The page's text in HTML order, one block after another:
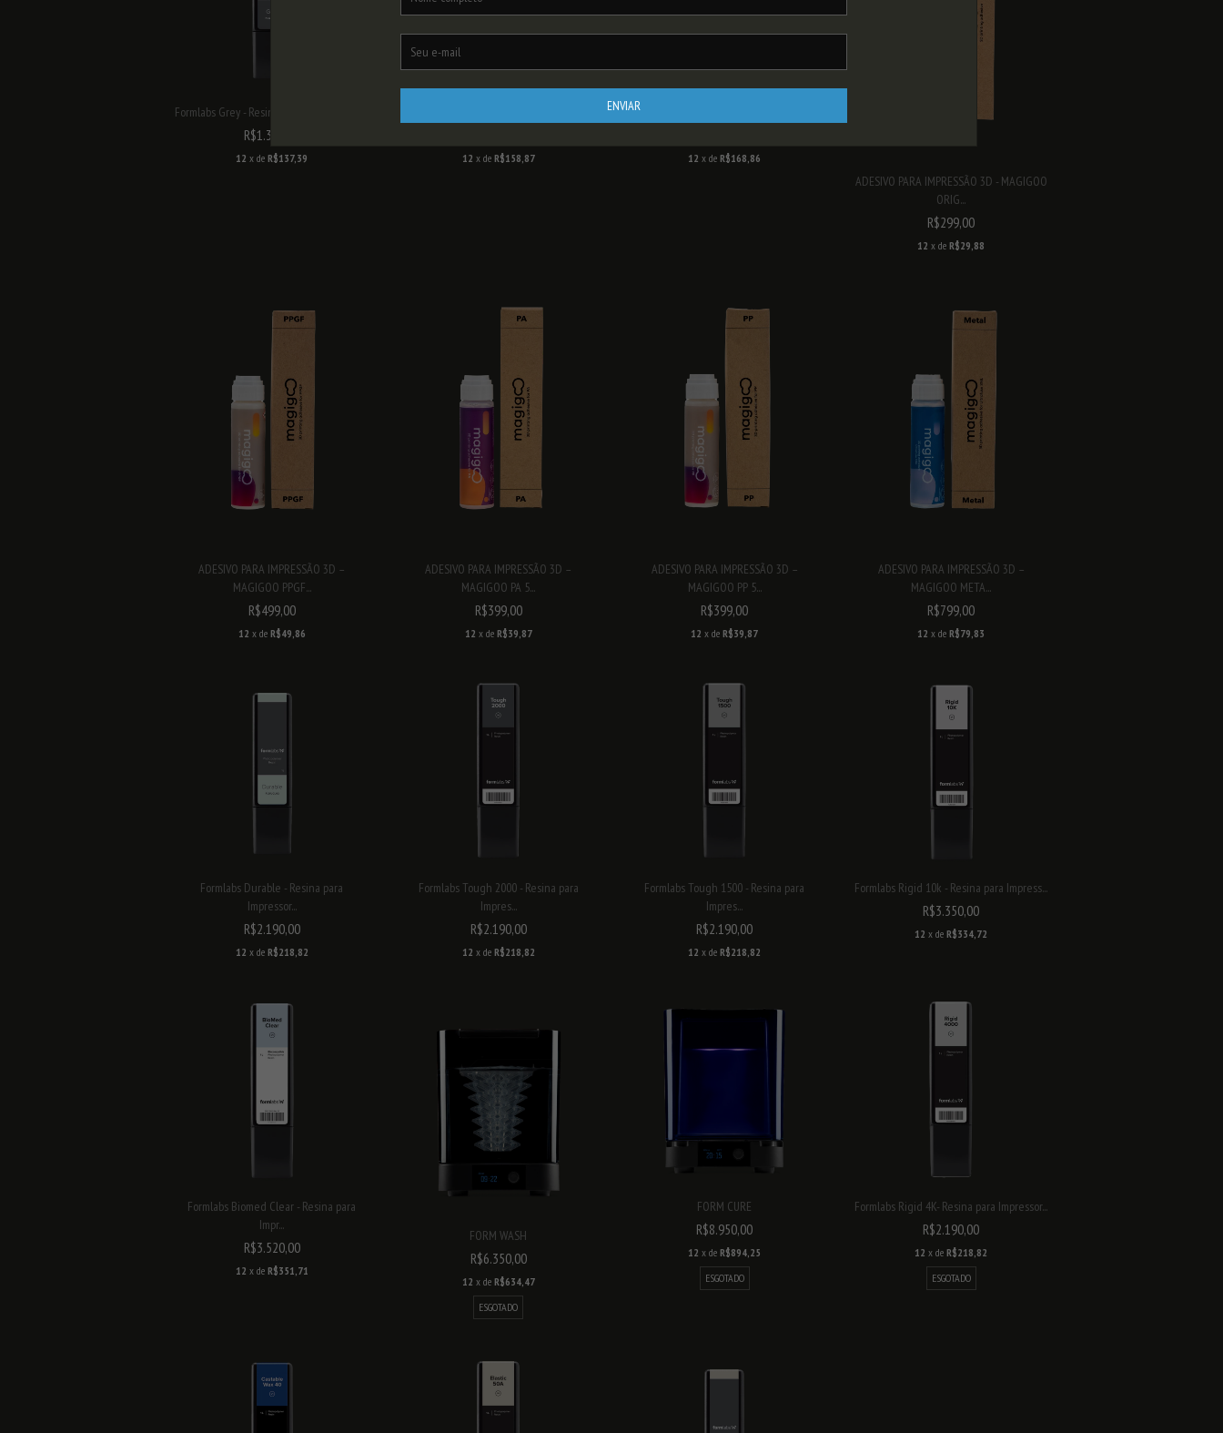
Formlabs Grey - Resina para Impressora 3...
R$1.375,00
12 x deR$137,39 12 x de R$158,87 12 x deR$168,86
ADESIVO PARA IMPRESSÃO 3D - MAGIGOO
ORIG...
R$299,00
12 x deR$29,88
ADESIVO PARA IMPRESSÃO 3D –
MAGIGOO PPGF...
R$499,00
12 x de R$49,86
ADESIVO PARA IMPRESSÃO 3D –
MAGIGOO PA 5...
R$399,00
12 x de R$39,87
ADESIVO PARA IMPRESSÃO 3D –
MAGIGOO PP 5...
R$399,00
12 x deR$39,87
ADESIVO PARA IMPRESSÃO 3D –
MAGIGOO META...
R$799,00
12 x deR$79,83
Formlabs Durable - Resina para
Impressor...
R$2.190,00
12 x de R$218,82
Formlabs Tough 2000 - Resina para
Impres...
R$2.190,00
12 x de R$218,82
Formlabs Tough 1500 - Resina para
Impres...
R$2.190,00
12 x deR$218,82
Formlabs Rigid 10k - Resina para Impress...
R$3.350,00
12 x deR$334,72
Formlabs Biomed Clear - Resina para
Impr...
R$3.520,00
12 x de R$351,71
FORM WASH
R$6.350,00
12 x de R$634,47
ESGOTADO
FORM CURE
R$8.950,00
12 x deR$894,25
ESGOTADO
Formlabs Rigid 4K- Resina para Impressor...
R$2.190,00
12 x deR$218,82
ESGOTADO